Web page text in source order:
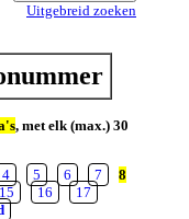
Uitgebreid zoeken
, met elk (max.) 30
4 5 6 7
8
15 16
17